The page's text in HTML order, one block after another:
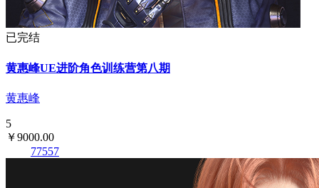
已完结
黄惠峰UE进阶角色训练营第八期
黄惠峰
5
￥9000.00
77557